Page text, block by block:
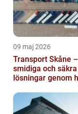
09 maj 2026
Transport Skåne –
smidiga och säkra
lösningar genom